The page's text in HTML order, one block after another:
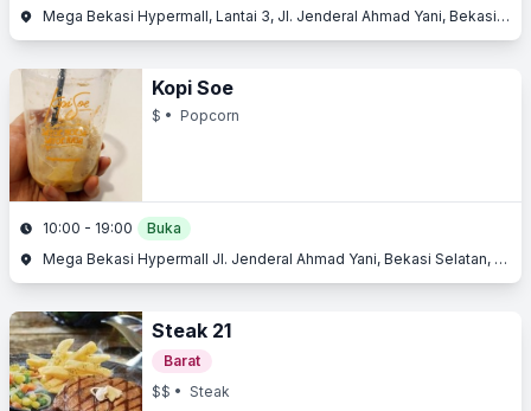
Mega Bekasi Hypermall, Lantai 3, Jl. Jenderal Ahmad Yani, Bekasi Barat, Bekasi, Jawa Barat
Kopi Soe
$ • Popcorn
10:00 - 19:00
Buka
Mega Bekasi Hypermall Jl. Jenderal Ahmad Yani, Bekasi Selatan, Bekasi
Steak 21
Barat
$$ • Steak